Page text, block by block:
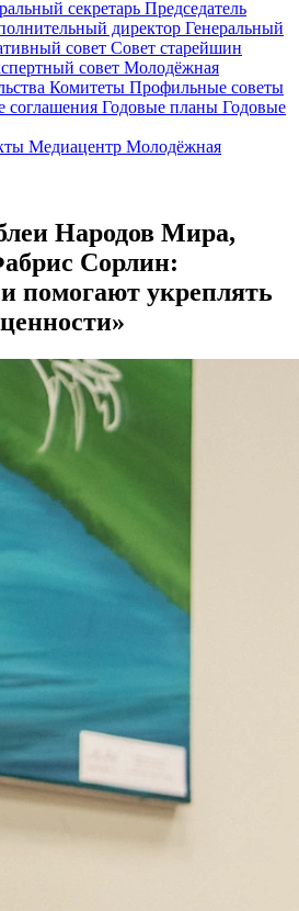
секретарь Председатель
директор Генеральный
совет Совет старейшин
совет Молодёжная
Комитеты Профильные советы
соглашения Годовые планы Годовые
Медиацентр Молодёжная
Народов Мира,
Сорлин:
помогают укреплять